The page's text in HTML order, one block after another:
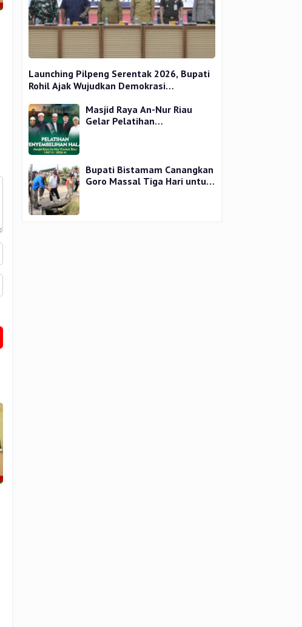
Launching Pilpeng Serentak 2026, Bupati
Rohil Ajak Wujudkan Demokrasi
Masjid Raya An-Nur Riau
Gelar Pelatihan
Bupati Bistamam Canangkan
Goro Massal Tiga Hari untuk